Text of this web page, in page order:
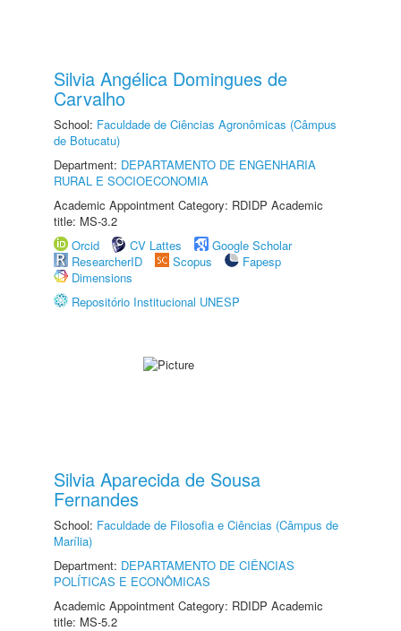
Silvia Angélica Domingues de
Carvalho
School: Faculdade de Ciências Agronômicas (Câmpus
de Botucatu)
Department: DEPARTAMENTO DE ENGENHARIA
RURAL E SOCIOECONOMIA
Academic Appointment Category: RDIDP Academic
title: MS-3.2
Orcid
CV Lattes
Google Scholar
ResearcherID
Scopus
Fapesp
Dimensions
Repositório Institucional UNESP
Silvia Aparecida de Sousa
Fernandes
School: Faculdade de Filosofia e Ciências (Câmpus de
Marília)
Department: DEPARTAMENTO DE CIÊNCIAS
POLÍTICAS E ECONÔMICAS
Academic Appointment Category: RDIDP Academic
title: MS-5.2